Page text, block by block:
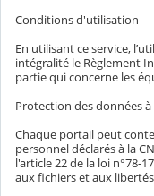
Conditions d'utilisation
En utilisant ce service,
intégralité le Règlement
partie qui concerne les
Protection des données
Chaque portail peut
personnel déclarés à la
l'article 22 de la loi n°78-
aux fichiers et aux